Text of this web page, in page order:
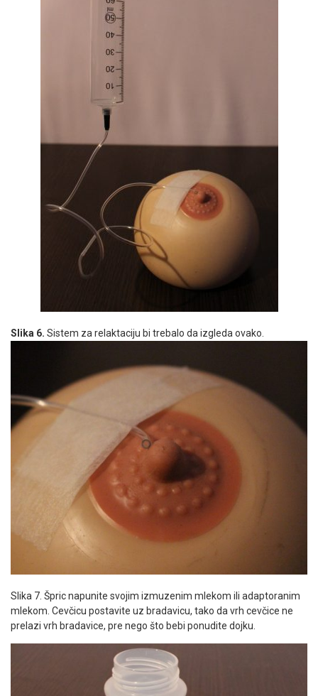
Slika 6. Sistem za relaktaciju bi trebalo da izgleda ovako.
Slika 7. Špric napunite svojim izmuzenim mlekom ili adaptoranim
mlekom. Cevčicu postavite uz bradavicu, tako da vrh cevčice ne
prelazi vrh bradavice, pre nego što bebi ponudite dojku.